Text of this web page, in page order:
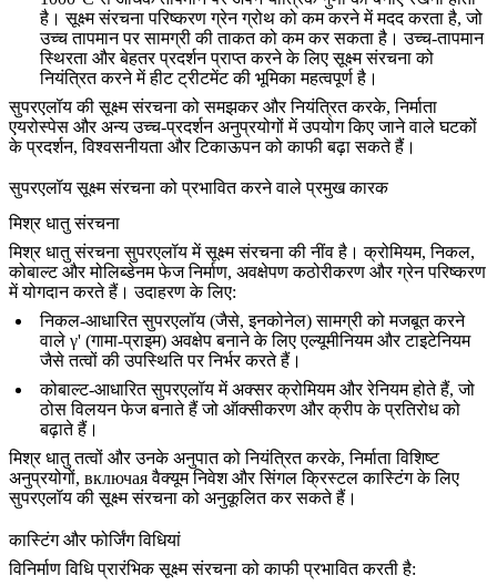
है। सूक्ष्म संरचना परिष्करण ग्रेन ग्रोथ को कम करने में मदद करता है, जो
उच्च तापमान पर सामग्री की ताकत को कम कर सकता है। उच्च-तापमान
स्थिरता और बेहतर प्रदर्शन प्राप्त करने के लिए सूक्ष्म संरचना को
नियंत्रित करने में हीट ट्रीटमेंट की भूमिकामहत्वपूर्ण है।
सुपरएलॉय की सूक्ष्म संरचना को समझकर और नियंत्रित करके, निर्माता
एयरोस्पेस और अन्य उच्च-प्रदर्शन अनुप्रयोगों में उपयोग किए जाने वाले घटकों
के प्रदर्शन, विश्वसनीयता और टिकाऊपन को काफी बढ़ा सकते हैं।
सुपरएलॉय सूक्ष्म संरचना को प्रभावित करने वाले प्रमुख कारक
मिश्र धातु संरचना
मिश्र धातु संरचना सुपरएलॉय में सूक्ष्म संरचना की नींव है। क्रोमियम, निकल,
कोबाल्ट और मोलिब्डेनम फेज निर्माण, अवक्षेपण कठोरीकरण और ग्रेन परिष्करण
में योगदान करते हैं। उदाहरण के लिए:
निकल-आधारित सुपरएलॉय (जैसे, इनकोनेल) सामग्री को मजबूत करने
वाले γ' (गामा-प्राइम) अवक्षेप बनाने के लिए एल्यूमीनियम और टाइटेनियम
जैसे तत्वों की उपस्थिति पर निर्भर करते हैं।
कोबाल्ट-आधारित सुपरएलॉयमें अक्सर क्रोमियम और रेनियम होते हैं, जो
ठोस विलयन फेज बनाते हैं जो ऑक्सीकरण और क्रीप के प्रतिरोध को
बढ़ाते हैं।
मिश्र धातु तत्वों और उनके अनुपात को नियंत्रित करके, निर्माता विशिष्ट
अनुप्रयोगों, включаяवैक्यूम निवेशऔरसिंगल क्रिस्टल कास्टिंगके लिए
सुपरएलॉय की सूक्ष्म संरचना को अनुकूलित कर सकते हैं।
कास्टिंग और फोर्जिंग विधियां
विनिर्माण विधि प्रारंभिक सूक्ष्म संरचना को काफी प्रभावित करती है: